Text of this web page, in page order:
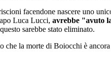
facendone nascere uno
Luca Lucci, avrebbe "avuto
sarebbe stato eliminato.
che la morte di Boiocchi è